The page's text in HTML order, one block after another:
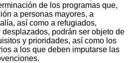
de los programas que,
a personas mayores, a
así como a refugiados,
podrán ser objeto de
y prioridades, así como los
a los que deben imputarse las